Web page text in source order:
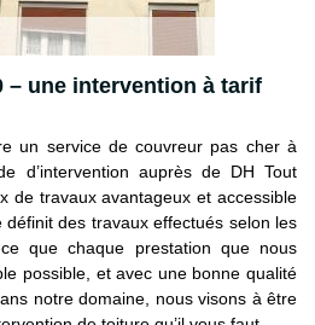
– une intervention à tarif
un service de couvreur pas cher à
d’intervention auprès de DH Tout
de travaux avantageux et accessible
des travaux effectués selon les
que chaque prestation que nous
possible, et avec une bonne qualité
notre domaine, nous visons à être